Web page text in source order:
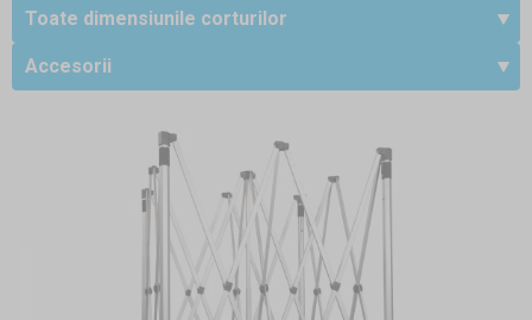
Toate dimensiunile corturilor
Accesorii